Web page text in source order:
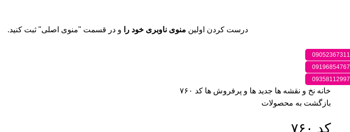
درست کردن اولین منوی ناوبری خود را و در قسمت "منوی اصلی" ثبت کنید.
09052367311
09196854767
09358112997
خانه نخ و نقشه ها جدید ها و پرفروش ها کد ۷۶۰
بازگشت به محصولات
کد ۷۶۰